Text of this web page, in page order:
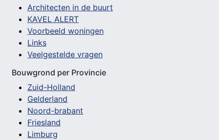
Architecten in de buurt
KAVEL ALERT
Voorbeeld woningen
Links
Veelgestelde vragen
Bouwgrond per Provincie
Zuid-Holland
Gelderland
Noord-brabant
Friesland
Limburg